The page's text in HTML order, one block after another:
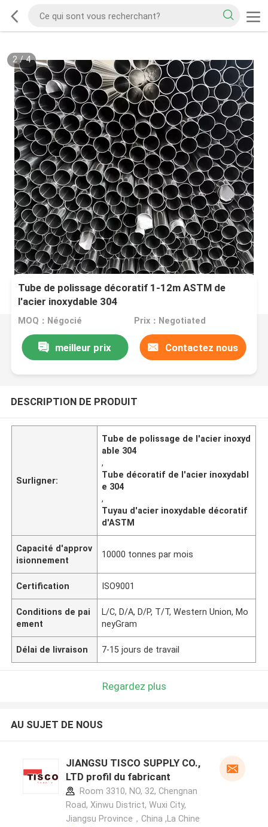
2/4
Tube de polissage décoratif 1-12m ASTM de
l'acier inoxydable 304
MOQ：Négocié Prix：Negotiated
meilleur prix Contactez nous
DESCRIPTION DE PRODUIT
Surligner:
Tube de polissage de l'acier inoxyd
able 304
,
Tube décoratif de l'acier inoxydabl
e 304
,
Tuyau d'acier inoxydable décoratif
d'ASTM
Capacité d'approv
isionnement
10000 tonnes par mois
Certification ISO9001
Conditions de pai
ement
L/C, D/A, D/P, T/T, Western Union, Mo
neyGram
Délai de livraison 7-15 jours de travail
Regardez plus
AU SUJET DE NOUS
JIANGSU TISCO SUPPLY CO.,
LTD profil du fabricant
Room 3310, NO, 32, Chengnan
Road, Xinwu District, Wuxi City,
Jiangsu Province，China ,La Chine